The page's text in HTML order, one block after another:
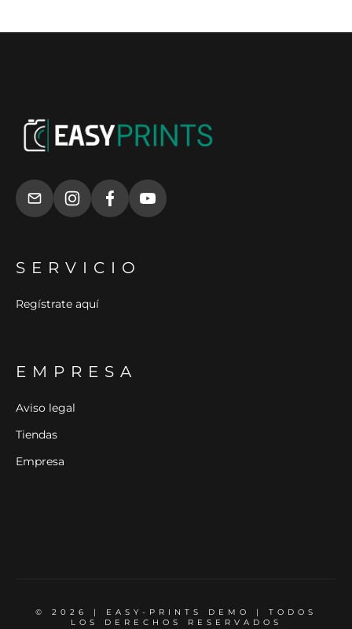
SERVICIO
Regístrate aquí
EMPRESA
Aviso legal
Tiendas
Empresa
© 2026 | EASY-PRINTS DEMO | TODOS
LOS DERECHOS RESERVADOS